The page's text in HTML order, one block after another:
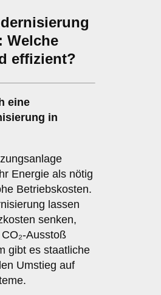
Welche
effizient?
eine
in
Energie als nötig
Betriebskosten.
lassen
senken,
Ausstoß
gibt es staatliche
Umstieg auf